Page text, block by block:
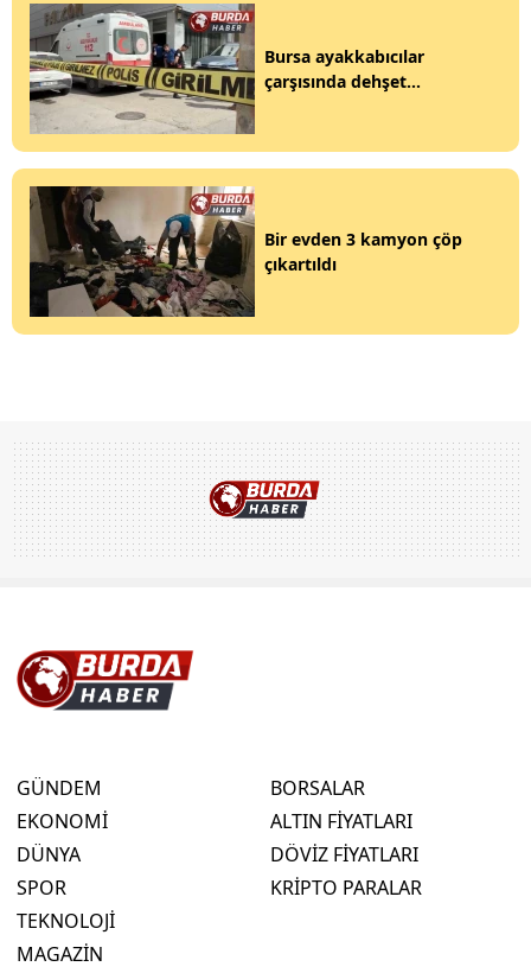
Bursa ayakkabıcılar
çarşısında dehşet...
Bir evden 3 kamyon çöp
çıkartıldı
GÜNDEM
EKONOMİ
DÜNYA
SPOR
TEKNOLOJİ
MAGAZİN
BORSALAR
ALTIN FİYATLARI
DÖVİZ FİYATLARI
KRİPTO PARALAR